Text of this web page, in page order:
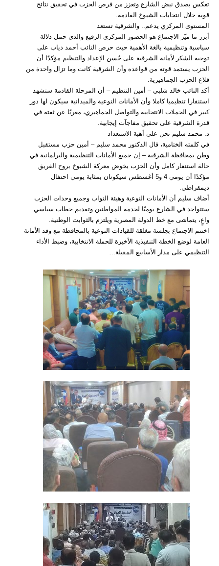
تعكس بصدق نبض الشارع وتعزز من فرص الحزب في تحقيق نتائج
قوية خلال انتخابات الشيوخ القادمة.
المستوى المركزي يدعم.. والشرقية تستعد
أبرز ما ميّز الاجتماع هو الحضور المركزي الرفيع والذي حمل دلالة
سياسية وتنظيمية بالغة الأهمية حيث حرص النائب أحمد دياب على
توجيه الشكر لأمانة الشرقية على حُسن الإعداد والتنظيم مؤكدًا أن
الحزب يستمد قوته من قواعده وأن الشرقية كانت وما تزال واحدة من
قلاع الحزب الجماهيرية.
أكد النائب خالد شلبي – أمين التنظيم – أن المرحلة القادمة ستشهد
استنفارا تنظيميا كاملا وأن الأمانات النوعية والميدانية سيكون لها دور
كبير في الحملات الانتخابية والتواصل الجماهيري، معربًا عن ثقته في
قدرة الشرقية على تحقيق مفاجآت إيجابية.
د. محمد سليم نحن على أهبة الاستعداد
في كلمته الختامية، قال الدكتور محمد سليم – أمين حزب مستقبل
وطن بمحافظة الشرقية – إن جميع الأمانات التنظيمية والبرلمانية في
حالة استنفار كامل وأن الحزب يخوض معركة الشيوخ بروح الفريق
مؤكدًا أن يومي 4 و5 أغسطس سيكونان بمثابة يومي احتفال
ديمقراطي.
أضاف سليم أن الأمانات النوعية وهيئة النواب وجميع وحدات الحزب
ستتواجد في الشارع يوميًا لخدمة المواطنين وتقديم خطاب سياسي
واعٍ، يتماشى مع خط الدولة المصرية ويلتزم بالثوابت الوطنية.
اختتم الاجتماع بجلسة مغلقة للقيادات النوعية بالمحافظة مع وفد الأمانة
العامة لوضع الخطة التنفيذية الأخيرة للحملة الانتخابية، وضبط الأداء
التنظيمي على مدار الأسابيع المقبلة…